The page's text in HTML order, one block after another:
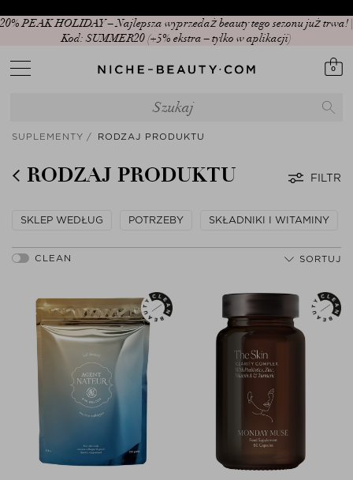
20% PEAK HOLIDAY – Najlepsza wyprzedaż beauty tego sezonu już trwa! |
Kod: SUMMER20 (+5% ekstra – tylko w aplikacji)
0
SUPLEMENTY RODZAJ PRODUKTU
RODZAJ PRODUKTU FILTR
SKLEP WEDŁUG POTRZEBY SKŁADNIKI I WITAMINY
SORTUJ